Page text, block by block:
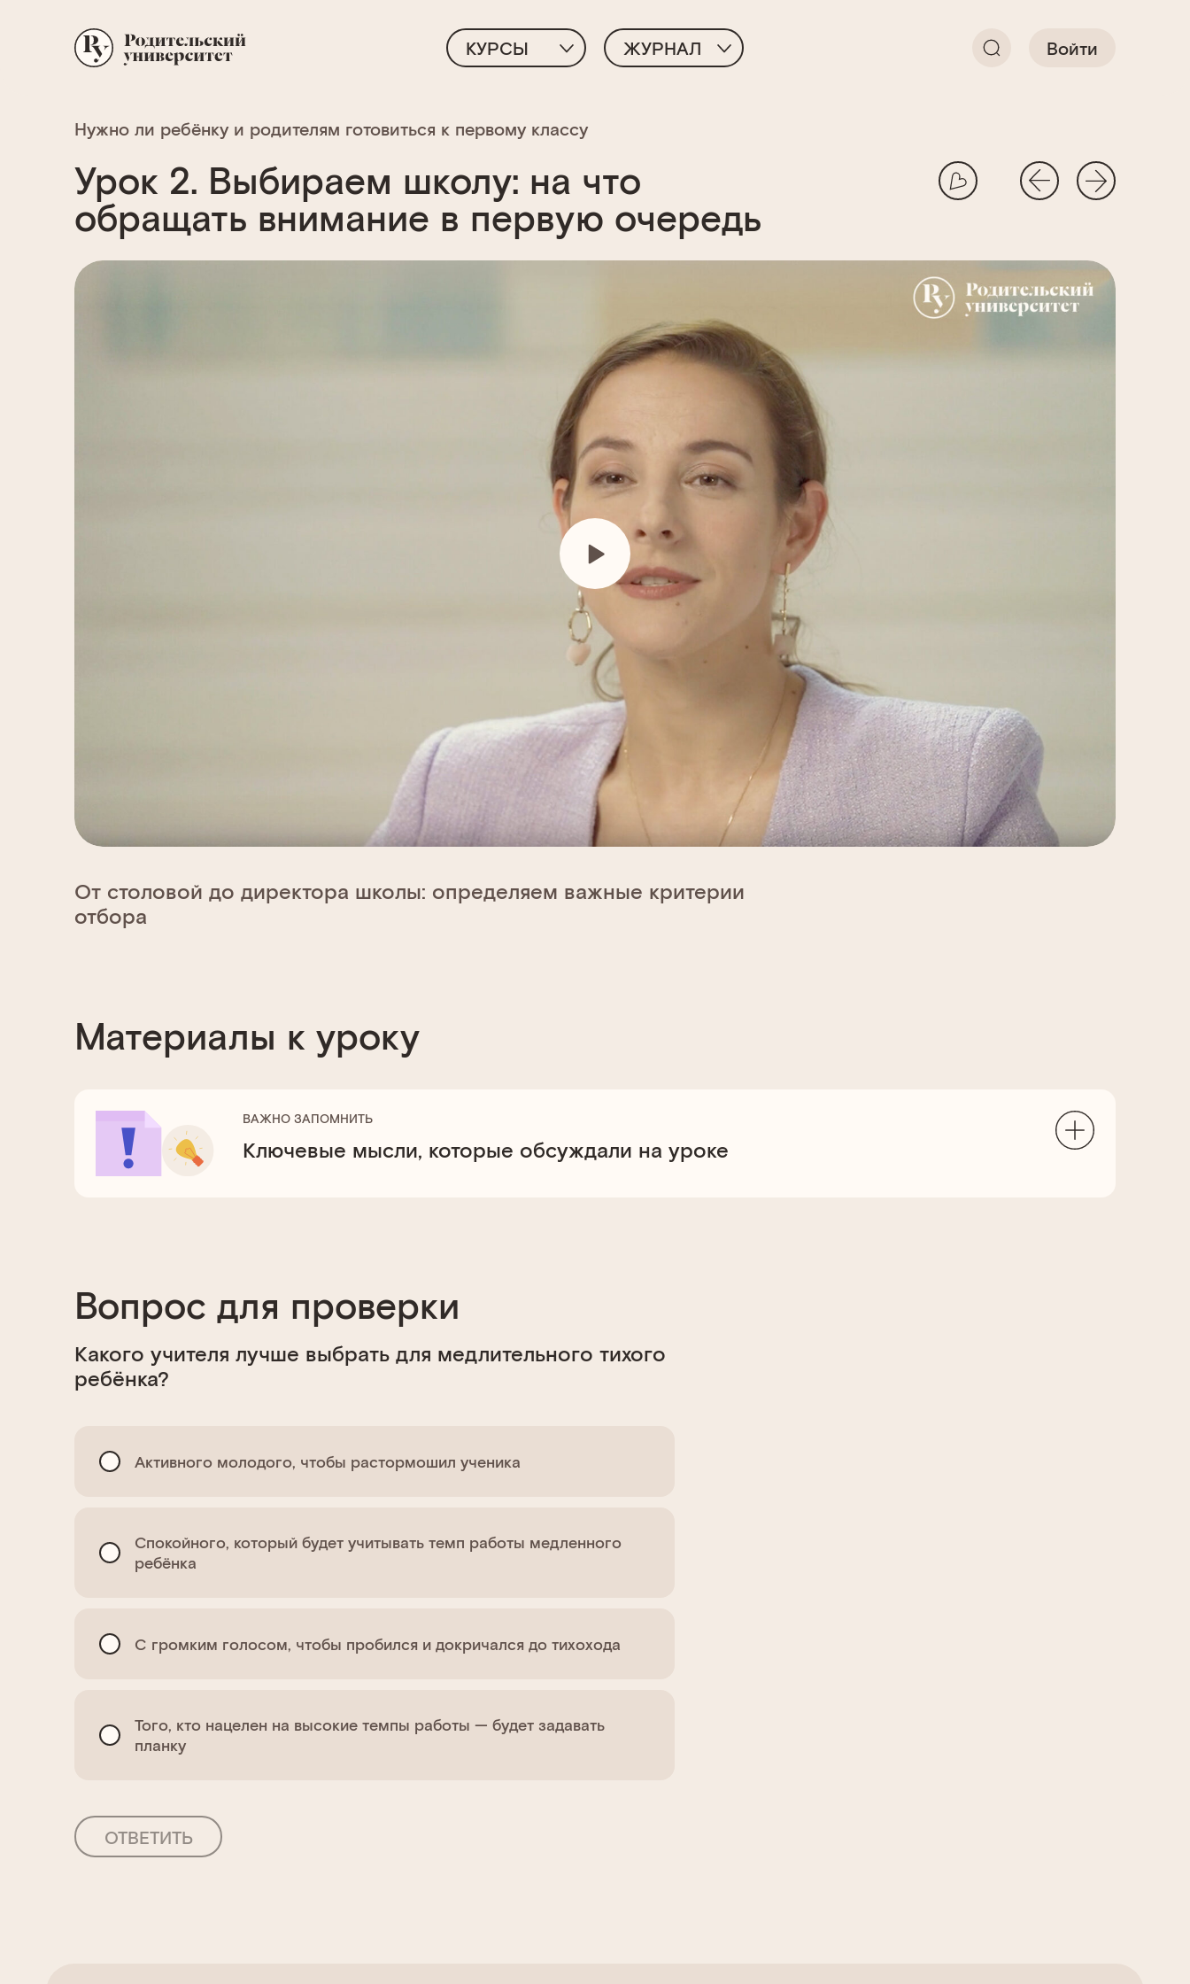
КУРСЫ ЖУРНАЛ Войти
Нужно ли ребёнку и родителям готовиться к первому классу
Урок 2. Выбираем школу: на что
обращать внимание в первую очередь
От столовой до директора школы: определяем важные критерии
отбора
Материалы к уроку
ВАЖНО ЗАПОМНИТЬ
Ключевые мысли, которые обсуждали на уроке
Вопрос для проверки
Какого учителя лучше выбрать для медлительного тихого
ребёнка?
Активного молодого, чтобы растормошил ученика
Спокойного, который будет учитывать темп работы медленного
ребёнка
С громким голосом, чтобы пробился и докричался до тихохода
Того, кто нацелен на высокие темпы работы — будет задавать
планку
ОТВЕТИТЬ